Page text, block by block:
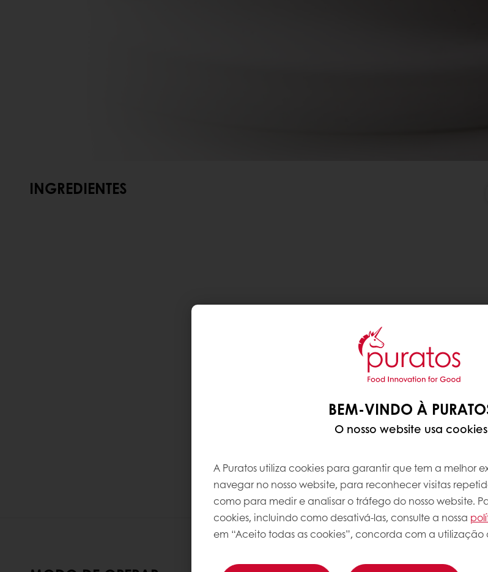
INGREDIENTES
BEM-VINDO À
O nosso website usa cookies
A Puratos utiliza cookies para garantir que tem a melhor
navegar no nosso website, para reconhecer visitas
como para medir e analisar o tráfego do nosso website.
cookies, incluindo como desativá-las, consulte a nossa
em “Aceito todas as cookies”, concorda com a utilização